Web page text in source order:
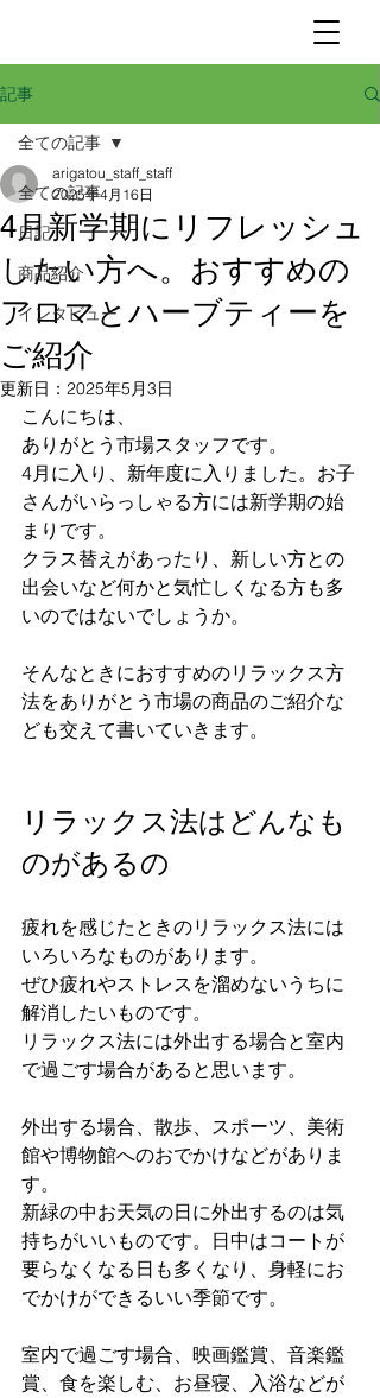
記事
全ての記事
日記
商品紹介
インタビュー
全ての記事
4月新学期にリフレッシュ
したい方へ。おすすめの
アロマとハーブティーを
ご紹介
arigatou_staff_staff
2025年4月16日
更新日： 2025年5月3日
こんにちは、
ありがとう市場スタッフです。
4月に入り、新年度に入りました。お子
さんがいらっしゃる方には新学期の始
まりです。
クラス替えがあったり、新しい方との
出会いなど何かと気忙しくなる方も多
いのではないでしょうか。
そんなときにおすすめのリラックス方
法をありがとう市場の商品のご紹介な
ども交えて書いていきます。
リラックス法はどんなも
のがあるの
疲れを感じたときのリラックス法には
いろいろなものがあります。
ぜひ疲れやストレスを溜めないうちに
解消したいものです。
リラックス法には外出する場合と室内
で過ごす場合があると思います。
外出する場合、散歩、スポーツ、美術
館や博物館へのおでかけなどがありま
す。
新緑の中お天気の日に外出するのは気
持ちがいいものです。日中はコートが
要らなくなる日も多くなり、身軽にお
でかけができるいい季節です。
室内で過ごす場合、映画鑑賞、音楽鑑
賞、食を楽しむ、お昼寝、入浴などが